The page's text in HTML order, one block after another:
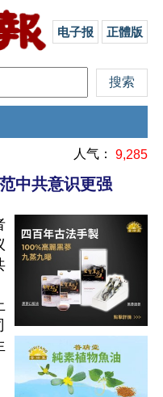
电子报 正體版
人气： 9,285
中共意识更强